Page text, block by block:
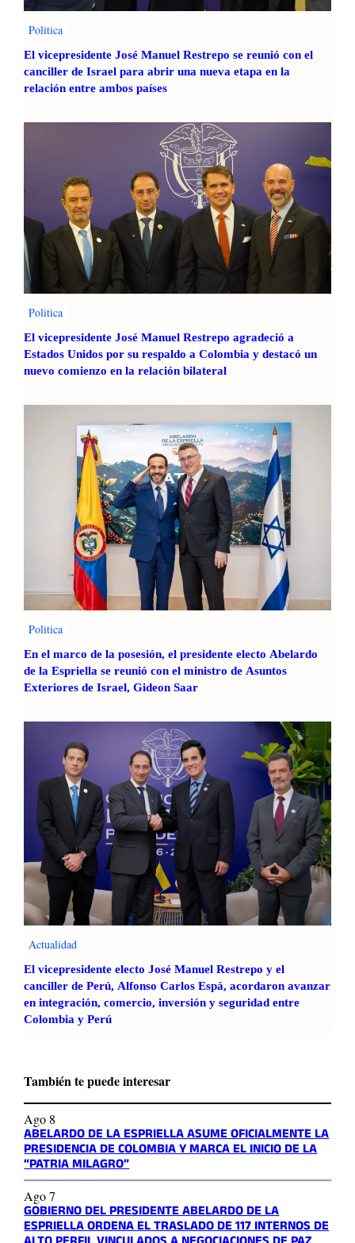
Politica
El vicepresidente José Manuel Restrepo se reunió con el
canciller de Israel para abrir una nueva etapa en la
relación entre ambos países
Politica
El vicepresidente José Manuel Restrepo agradeció a
Estados Unidos por su respaldo a Colombia y destacó un
nuevo comienzo en la relación bilateral
Politica
En el marco de la posesión, el presidente electo Abelardo
de la Espriella se reunió con el ministro de Asuntos
Exteriores de Israel, Gideon Saar
Actualidad
El vicepresidente electo José Manuel Restrepo y el
canciller de Perú, Alfonso Carlos Espá, acordaron avanzar
en integración, comercio, inversión y seguridad entre
Colombia y Perú
También te puede interesar
Ago 8
ABELARDO DE LA ESPRIELLA ASUME OFICIALMENTE LA
PRESIDENCIA DE COLOMBIA Y MARCA EL INICIO DE LA
“PATRIA MILAGRO”
Ago 7
GOBIERNO DEL PRESIDENTE ABELARDO DE LA
ESPRIELLA ORDENA EL TRASLADO DE 117 INTERNOS DE